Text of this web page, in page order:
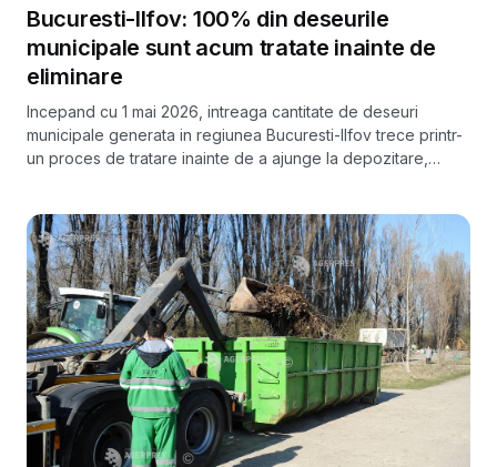
Bucuresti-Ilfov: 100% din deseurile
municipale sunt acum tratate inainte de
eliminare
Incepand cu 1 mai 2026, intreaga cantitate de deseuri
municipale generata in regiunea Bucuresti-Ilfov trece printr-
un proces de tratare inainte de a ajunge la depozitare,